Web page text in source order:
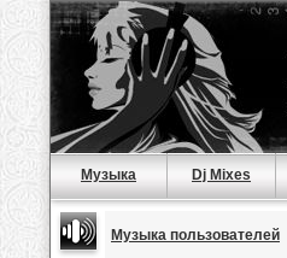
Музыка Dj Mixes
Музыка пользователей